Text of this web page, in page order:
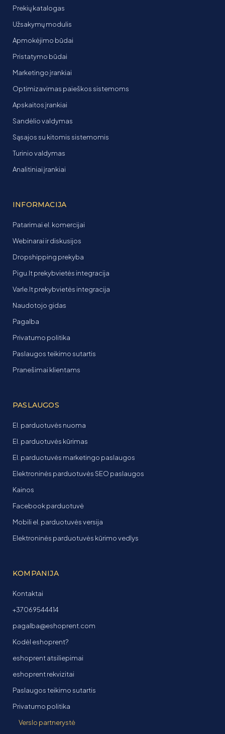
Prekių katalogas
Užsakymų modulis
Apmokėjimo būdai
Pristatymo būdai
Marketingo įrankiai
Optimizavimas paieškos sistemoms
Apskaitos įrankiai
Sandėlio valdymas
Sąsajos su kitomis sistemomis
Turinio valdymas
Analitiniai įrankiai
INFORMACIJA
Patarimai el. komercijai
Webinarai ir diskusijos
Dropshipping prekyba
Pigu.lt prekybvietės integracija
Varle.lt prekybvietės integracija
Naudotojo gidas
Pagalba
Privatumo politika
Paslaugos teikimo sutartis
Pranešimai klientams
PASLAUGOS
El. parduotuvės nuoma
El. parduotuvės kūrimas
El. parduotuvės marketingo paslaugos
Elektroninės parduotuvės SEO paslaugos
Kainos
Facebook parduotuvė
Mobili el. parduotuvės versija
Elektroninės parduotuvės kūrimo vedlys
KOMPANIJA
Kontaktai
+37069544414
pagalba@eshoprent.com
Kodėl eshoprent?
eshoprent atsiliepimai
eshoprent rekvizitai
Paslaugos teikimo sutartis
Privatumo politika
Verslo partnerystė